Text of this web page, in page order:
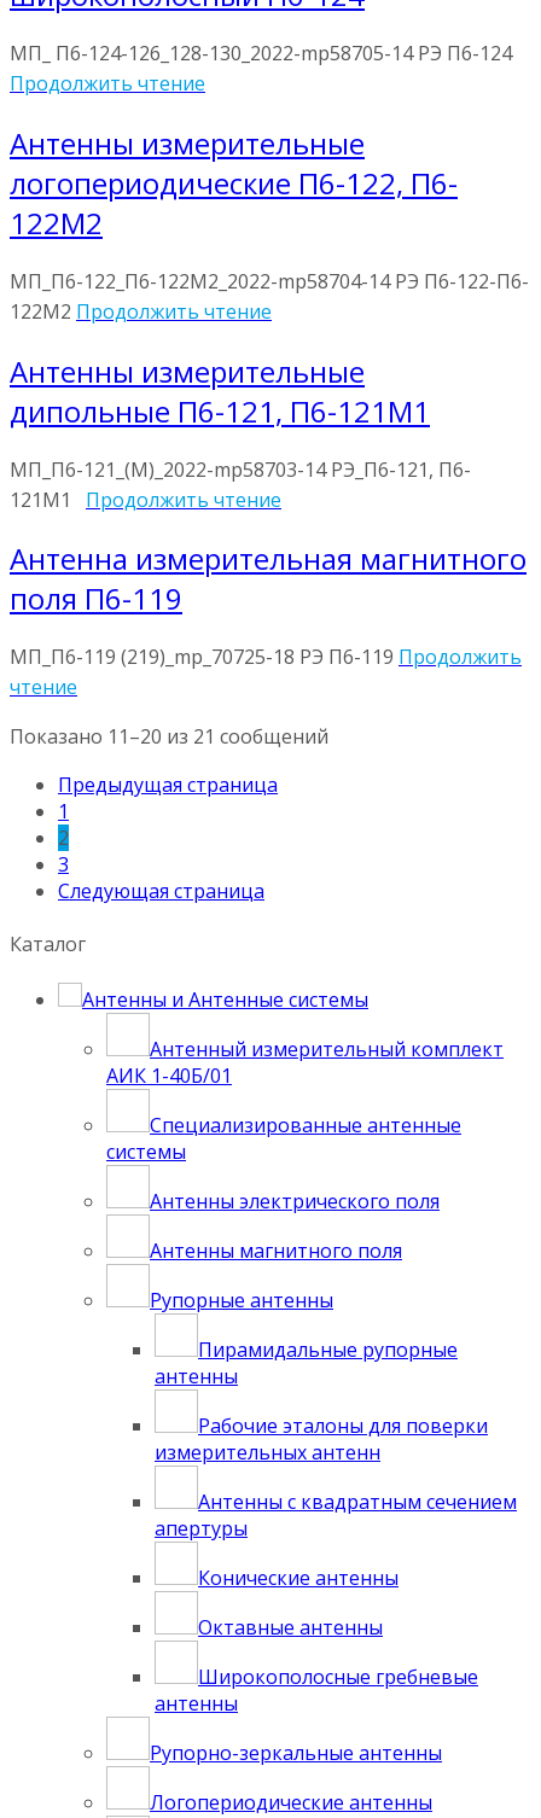
МП_ П6-124-126_128-130_2022-mp58705-14 РЭ П6-124
Продолжить чтение
Антенны измерительные
логопериодические П6-122, П6-
122М2
МП_П6-122_П6-122М2_2022-mp58704-14 РЭ П6-122-П6-
122М2 Продолжить чтение
Антенны измерительные
дипольные П6-121, П6-121М1
МП_П6-121_(М)_2022-mp58703-14 РЭ_П6-121, П6-
121М1 Продолжить чтение
Антенна измерительная магнитного
поля П6-119
МП_П6-119 (219)_mp_70725-18 РЭ П6-119 Продолжить
чтение
Показано 11–20 из 21 сообщений
Предыдущая страница
1
2
3
Следующая страница
Каталог
Антенны и Антенные системы
Антенный измерительный комплект
АИК 1-40Б/01
Специализированные антенные
системы
Антенны электрического поля
Антенны магнитного поля
Рупорные антенны
Пирамидальные рупорные
антенны
Рабочие эталоны для поверки
измерительных антенн
Антенны с квадратным сечением
апертуры
Конические антенны
Октавные антенны
Широкополосные гребневые
антенны
Рупорно-зеркальные антенны
Логопериодические антенны